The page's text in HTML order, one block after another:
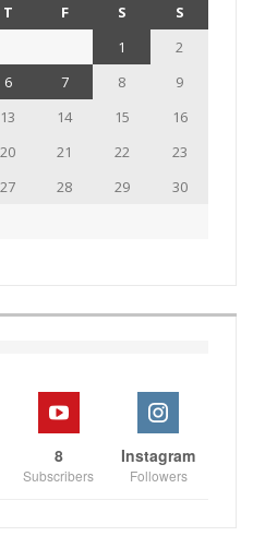
T F S
S
1
2
6 7 8
9
13 14 15
16
20 21 22
23
27 28 29
30
8
Subscribers
Instagram
Followers